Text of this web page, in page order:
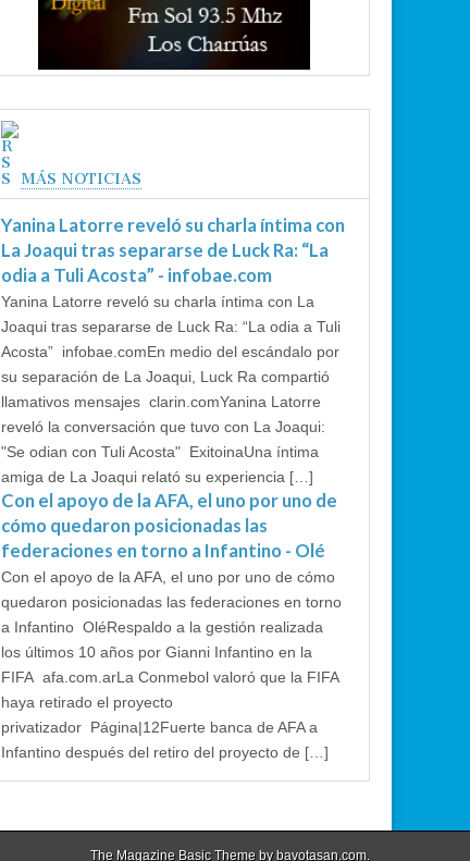
MÁS NOTICIAS
Yanina Latorre reveló su charla íntima con
La Joaqui tras separarse de Luck Ra: “La
odia a Tuli Acosta” - infobae.com
Yanina Latorre reveló su charla íntima con La
Joaqui tras separarse de Luck Ra: “La odia a Tuli
Acosta” infobae.comEn medio del escándalo por
su separación de La Joaqui, Luck Ra compartió
llamativos mensajes clarin.comYanina Latorre
reveló la conversación que tuvo con La Joaqui:
"Se odian con Tuli Acosta" ExitoinaUna íntima
amiga de La Joaqui relató su experiencia […]
Con el apoyo de la AFA, el uno por uno de
cómo quedaron posicionadas las
federaciones en torno a Infantino - Olé
Con el apoyo de la AFA, el uno por uno de cómo
quedaron posicionadas las federaciones en torno
a Infantino OléRespaldo a la gestión realizada
los últimos 10 años por Gianni Infantino en la
FIFA afa.com.arLa Conmebol valoró que la FIFA
haya retirado el proyecto
privatizador Página|12Fuerte banca de AFA a
Infantino después del retiro del proyecto de […]
The Magazine Basic Theme bybavotasan.com.